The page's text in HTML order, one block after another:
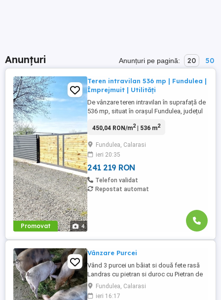
Anunțuri Anunțuri pe pagină: 20 50
Promovat 4
Teren intravilan 536 mp | Fundulea |
Împrejmuit | Utilități
De vânzare teren intravilan în suprafață de
536 mp, situat în orașul Fundulea, județul
poziționată, în apropierea DN3, cu acces
DN3. Proprietatea este potrivită pentru
construirea unei locuințe individuale și
beneficiază ...
450,04 RON/m2| 536 m2
Fundulea, Calarasi
ieri 20:35
241 219 RON
Telefon validat
Repostat automat
Vânzare Purcei
Vând 3 purcei un băiat si două fete rasă
Landras cu pietran si duroc cu Pietran de
10 săptămâni cresciti cu uruială sunt
foarte mâncăcioși!!
Fundulea, Calarasi
ieri 16:17